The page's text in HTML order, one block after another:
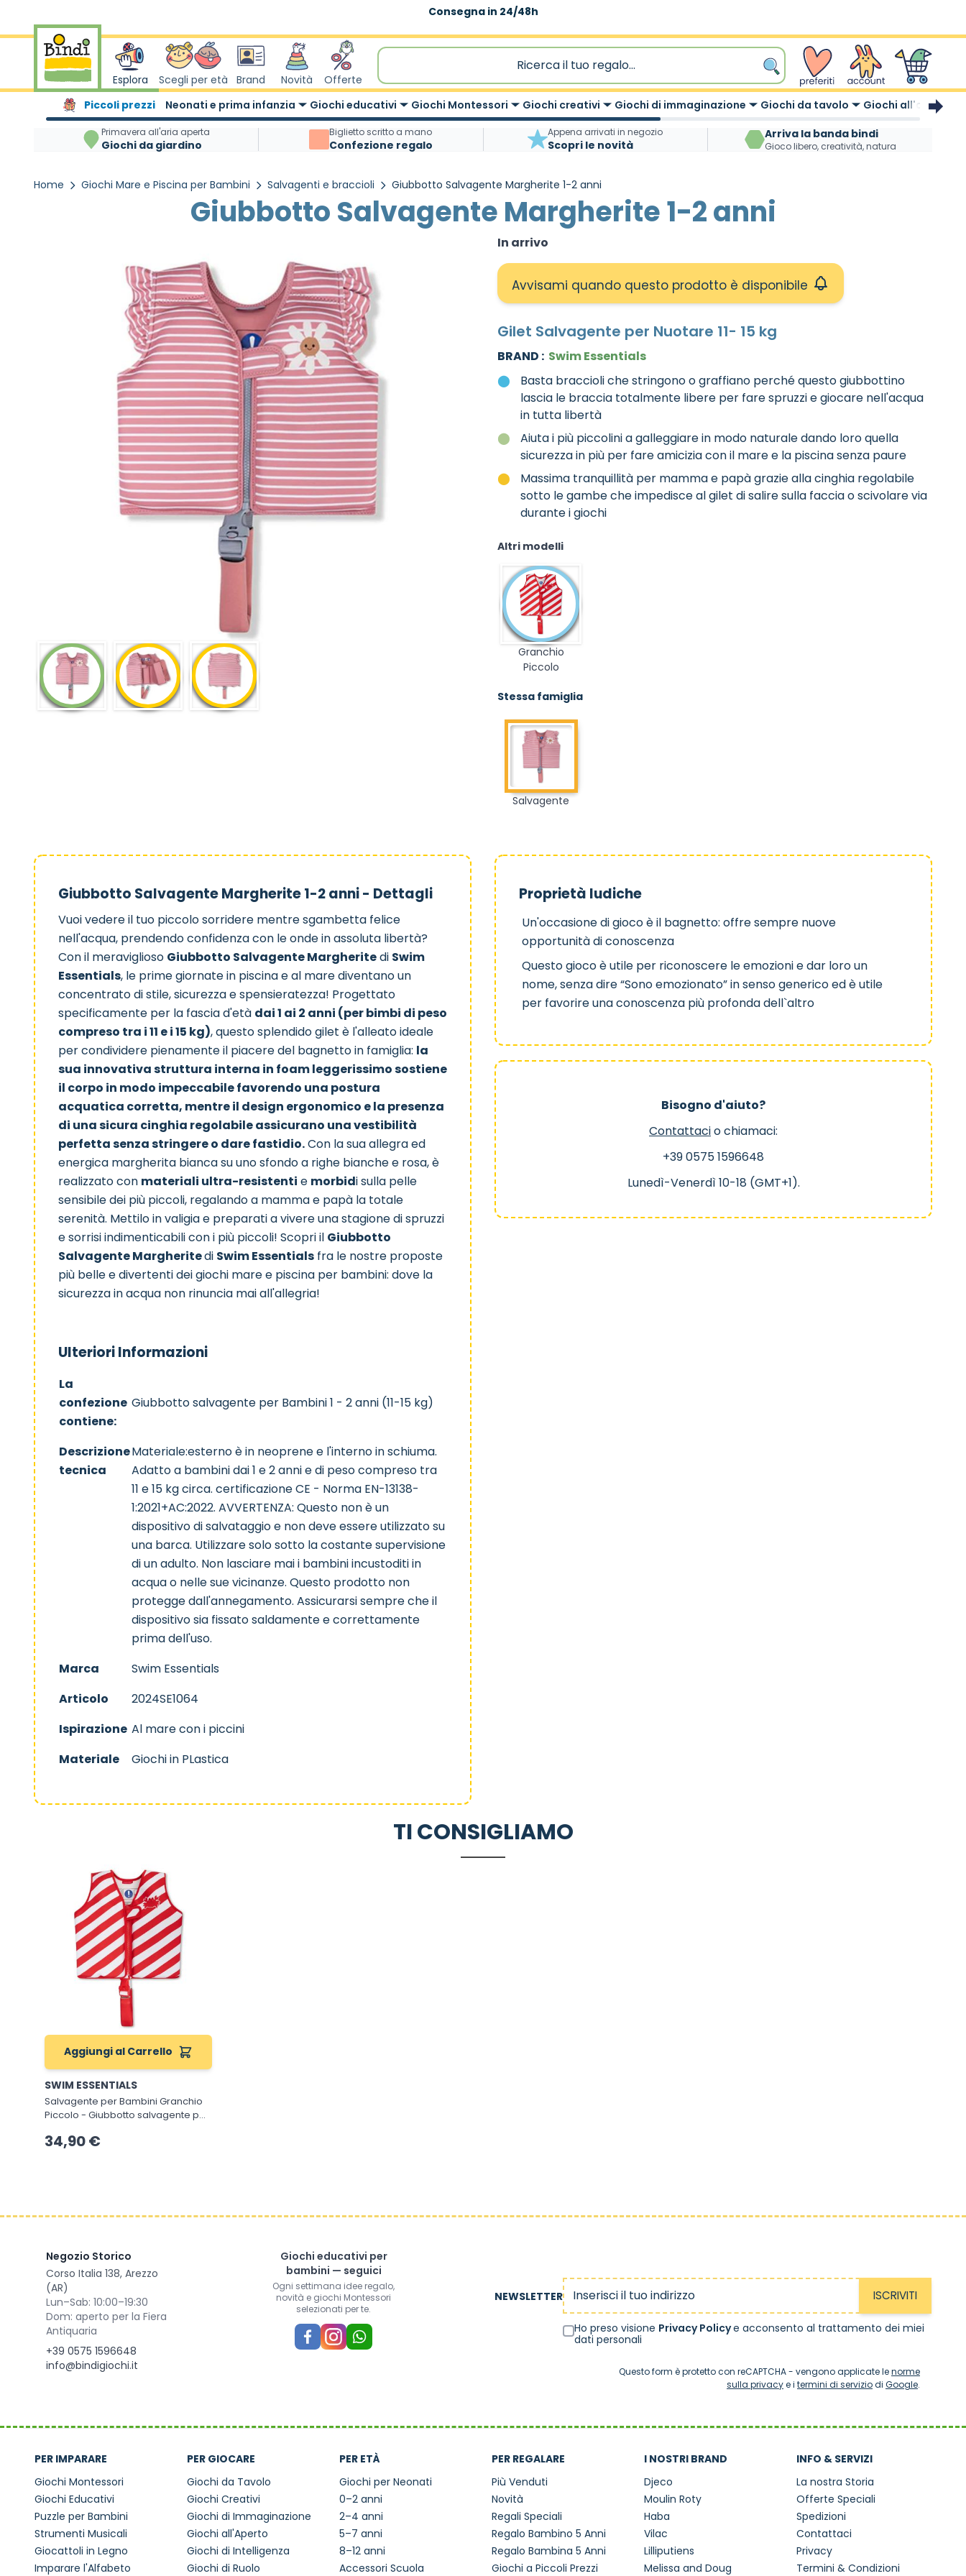
Consegna in 24/48h
Salta al contenuto
Esplora
Piccoli prezzi
Neonati e prima infanzia Giochi educativi Giochi Montessori Giochi creativi Giochi di immaginazione Giochi da tavolo Giochi all'aperto
Scegli per età Brand Novità Offerte
wishlist Account Carrello
Primavera all'aria aperta
Giochi da giardino
Biglietto scritto a mano
Confezione regalo
Appena arrivati in negozio
Scopri le novità
Arriva la banda bindi
Gioco libero, creatività, natura
Home Giochi Mare e Piscina per Bambini Salvagenti e braccioli Giubbotto Salvagente Margherite 1-2 anni
Giubbotto Salvagente Margherite 1-2 anni
In arrivo
Avvisami quando questo prodotto è disponibile
Gilet Salvagente per Nuotare 11- 15 kg
BRAND : Swim Essentials
Basta braccioli che stringono o graffiano perché questo giubbottino
lascia le braccia totalmente libere per fare spruzzi e giocare nell'acqua
in tutta libertà
Aiuta i più piccolini a galleggiare in modo naturale dando loro quella
sicurezza in più per fare amicizia con il mare e la piscina senza paure
Massima tranquillità per mamma e papà grazie alla cinghia regolabile
sotto le gambe che impedisce al gilet di salire sulla faccia o scivolare via
durante i giochi
Altri modelli
Granchio
Piccolo
Stessa famiglia
Salvagente
Giubbotto Salvagente Margherite 1-2 anni - Dettagli
Vuoi vedere il tuo piccolo sorridere mentre sgambetta felice
nell'acqua, prendendo confidenza con le onde in assoluta libertà?
Con il meraviglioso Giubbotto Salvagente Margheritedi Swim
Essentials, le prime giornate in piscina e al mare diventano un
concentrato di stile, sicurezza e spensieratezza! Progettato
specificamente per la fascia d'età dai 1 ai 2 anni (per bimbi di peso
compreso tra i 11 e i 15 kg), questo splendido gilet è l'alleato ideale
per condividere pienamente il piacere del bagnetto in famiglia: la
sua innovativa struttura interna in foam leggerissimo sostiene
il corpo in modo impeccabile favorendo una postura
acquatica corretta, mentre il design ergonomico e la presenza
di una sicura cinghia regolabile assicurano una vestibilità
perfetta senza stringere o dare fastidio.Con la sua allegra ed
energica margherita bianca su uno sfondo a righe bianche e rosa, è
realizzato con materiali ultra-resistenti e morbidi sulla pelle
sensibile dei più piccoli, regalando a mamma e papà la totale
serenità. Mettilo in valigia e preparati a vivere una stagione di spruzzi
e sorrisi indimenticabili con i più piccoli! Scopri il Giubbotto
Salvagente Margheritedi Swim Essentials fra le nostre proposte
più belle e divertenti deigiochi mare e piscina per bambini: dove la
sicurezza in acqua non rinuncia mai all'allegria!
Ulteriori Informazioni
La
confezione
contiene:
Giubbotto salvagente per Bambini 1 - 2 anni (11-15 kg)
Descrizione
tecnica
Materiale:esterno è in neoprene e l'interno in schiuma.
Adatto a bambini dai 1 e 2 anni e di peso compreso tra
11 e 15 kg circa. certificazione CE - Norma EN-13138-
1:2021+AC:2022. AVVERTENZA: Questo non è un
dispositivo di salvataggio e non deve essere utilizzato su
una barca. Utilizzare solo sotto la costante supervisione
di un adulto. Non lasciare mai i bambini incustoditi in
acqua o nelle sue vicinanze. Questo prodotto non
protegge dall'annegamento. Assicurarsi sempre che il
dispositivo sia fissato saldamente e correttamente
prima dell'uso.
Marca
Swim Essentials
Articolo
2024SE1064
Ispirazione Al mare con i piccini
Materiale
Giochi in PLastica
Proprietà ludiche
Un'occasione di gioco è il bagnetto: offre sempre nuove
opportunità di conoscenza
Questo gioco è utile per riconoscere le emozioni e dar loro un
nome, senza dire “Sono emozionato” in senso generico ed è utile
per favorire una conoscenza più profonda dell`altro
Bisogno d'aiuto?
Contattacio chiamaci:
+39 0575 1596648
Lunedì-Venerdì 10-18 (GMT+1).
TI CONSIGLIAMO
Aggiungi al Carrello
SWIM ESSENTIALS
Salvagente per Bambini Granchio
Piccolo - Giubbotto salvagente per
34,90 €
Negozio Storico
Corso Italia 138, Arezzo
(AR)
Lun–Sab: 10:00–19:30
Dom: aperto per la Fiera
Antiquaria
+39 0575 1596648
info@bindigiochi.it
Giochi educativi per
bambini — seguici
Ogni settimana idee regalo,
novità e giochi Montessori
selezionati per te.
NEWSLETTER
Indirizzo email
Ho preso visione Privacy Policye acconsento al trattamento dei miei
dati personali
ISCRIVITI
Questo form è protetto con reCAPTCHA - vengono applicate lenorme
sulla privacye i termini di serviziodi Google.
PER IMPARARE
Giochi Montessori
Giochi Educativi
Puzzle per Bambini
Strumenti Musicali
Giocattoli in Legno
Imparare l'Alfabeto
PER GIOCARE
Giochi da Tavolo
Giochi Creativi
Giochi di Immaginazione
Giochi all'Aperto
Giochi di Intelligenza
Giochi di Ruolo
PER ETÀ
Giochi per Neonati
0–2 anni
2–4 anni
5–7 anni
8–12 anni
Accessori Scuola
PER REGALARE
Più Venduti
Novità
Regali Speciali
Regalo Bambino 5 Anni
Regalo Bambina 5 Anni
Giochi a Piccoli Prezzi
I NOSTRI BRAND
Djeco
Moulin Roty
Haba
Vilac
Lilliputiens
Melissa and Doug
INFO & SERVIZI
La nostra Storia
Offerte Speciali
Spedizioni
Contattaci
Privacy
Termini & Condizioni